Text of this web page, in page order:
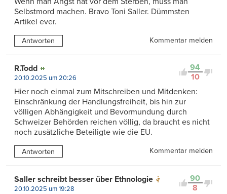
Selbstmord machen. Bravo Toni Saller. Dümmsten
Artikel ever.
Antworten Kommentar melden
94
10
R.Todd
20.10.2025 um 20:26
Hier noch einmal zum Mitschreiben und Mitdenken:
Einschränkung der Handlungsfreiheit, bis hin zur
völligen Abhängigkeit und Bevormundung durch
Schweizer Behörden reichen völlig, da braucht es nicht
noch zusätzliche Beteiligte wie die EU.
Antworten Kommentar melden
90
8
Saller schreibt besser über Ethnologie
20.10.2025 um 19:28